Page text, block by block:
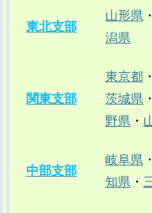
東北支部
山形県 ・
潟県
関東支部
東京都 ・
茨城県 ・
野県 ・
中部支部
岐阜県 ・
知県 ・